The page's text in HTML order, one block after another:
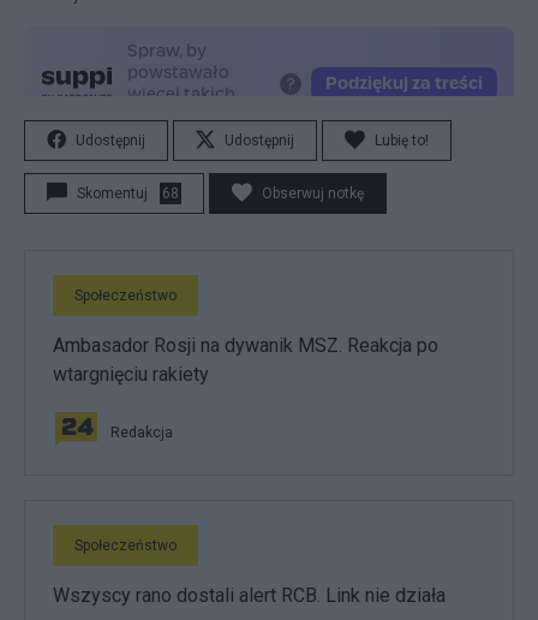
Udostępnij Udostępnij Lubię to!
Skomentuj 68 Obserwuj notkę
Społeczeństwo
Ambasador Rosji na dywanik MSZ. Reakcja po
wtargnięciu rakiety
Redakcja
Społeczeństwo
Wszyscy rano dostali alert RCB. Link nie działa